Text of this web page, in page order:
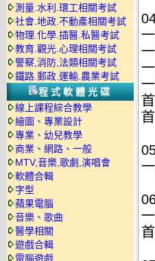
測量.水利.環工相關考試
社會.地政.不動產相關考試
物理.化學.插醫.私醫考試
教育.觀光.心理相關考試
警察,消防,法類相關考試
鐵路.郵政.運輸.農業考試
程式軟體光碟
線上課程綜合教學
繪圖、專業設計
專業、幼兒教學
商業、網路、一般
MTV,音樂,歌劇,演唱會
軟體合輯
字型
蘋果電腦
音樂、歌曲
醫學相關
遊戲合輯
電腦遊戲